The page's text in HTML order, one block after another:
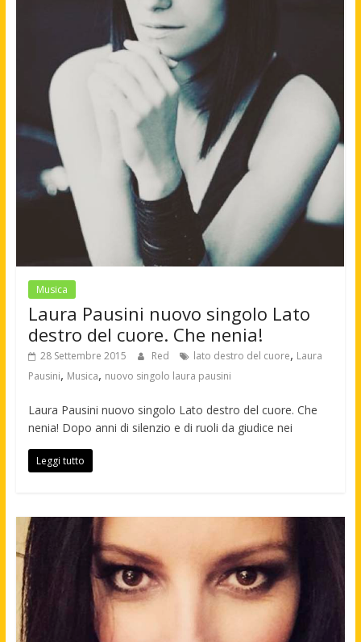
Musica
Laura Pausini nuovo singolo Lato
destro del cuore. Che nenia!
28 Settembre 2015 Red lato destro del cuore, Laura
Pausini, Musica, nuovo singolo laura pausini
Laura Pausini nuovo singolo Lato destro del cuore. Che
nenia! Dopo anni di silenzio e di ruoli da giudice nei
Leggi tutto